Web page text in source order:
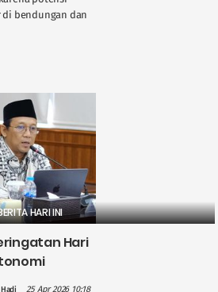
bendungan dan
....
HARI INI
Hari
25 Apr 2026 10:18